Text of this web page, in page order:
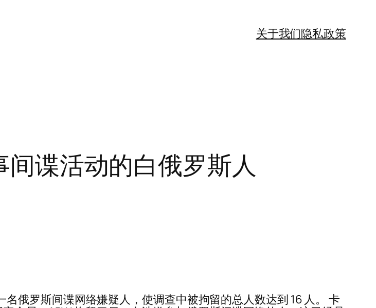
关于我们隐私政策
谍活动的白俄罗斯人
俄罗斯间谍网络嫌疑人，使调查中被拘留的总人数达到 16 人。 卡